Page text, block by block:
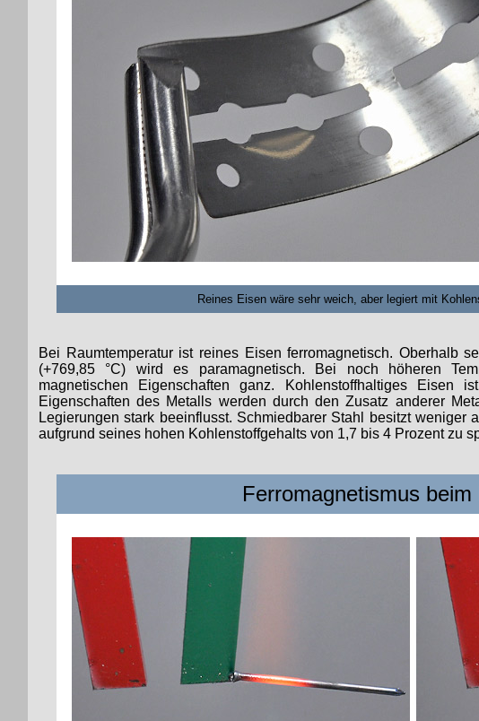
Reines Eisen wäre sehr weich, aber legiert mit
Bei Raumtemperatur ist reines Eisen ferromagnetisch. Oberhalb
(+769,85 °C) wird es paramagnetisch. Bei noch höheren
magnetischen Eigenschaften ganz. Kohlenstoffhaltiges Eisen
Eigenschaften des Metalls werden durch den Zusatz anderer
Legierungen stark beeinflusst. Schmiedbarer Stahl besitzt weniger
aufgrund seines hohen Kohlenstoffgehalts von 1,7 bis 4 Prozent zu
Ferromagnetismus beim